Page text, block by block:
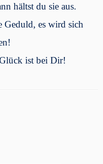
hältst du sie aus.
Geduld, es wird sich
ist bei Dir!